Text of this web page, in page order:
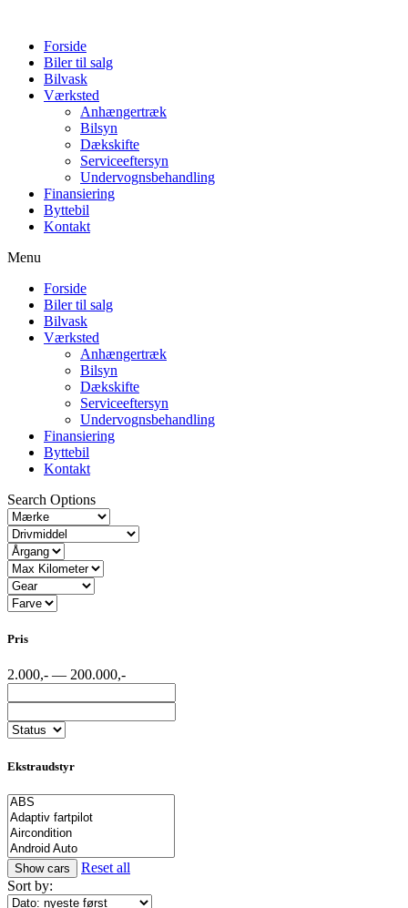
Forside
Biler til salg
Bilvask
Værksted
Anhængertræk
Bilsyn
Dækskifte
Serviceeftersyn
Undervognsbehandling
Finansiering
Byttebil
Kontakt
Menu
Forside
Biler til salg
Bilvask
Værksted
Anhængertræk
Bilsyn
Dækskifte
Serviceeftersyn
Undervognsbehandling
Finansiering
Byttebil
Kontakt
Search Options
Pris
2.000,- — 200.000,-
Ekstraudstyr
Reset all
Sort by: